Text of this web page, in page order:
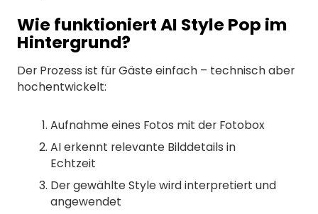
Wie funktioniert AI Style Pop im
Hintergrund?
Der Prozess ist für Gäste einfach – technisch aber
hochentwickelt:
Aufnahme eines Fotos mit der Fotobox
AI erkennt relevante Bilddetails in
Echtzeit
Der gewählte Style wird interpretiert und
angewendet